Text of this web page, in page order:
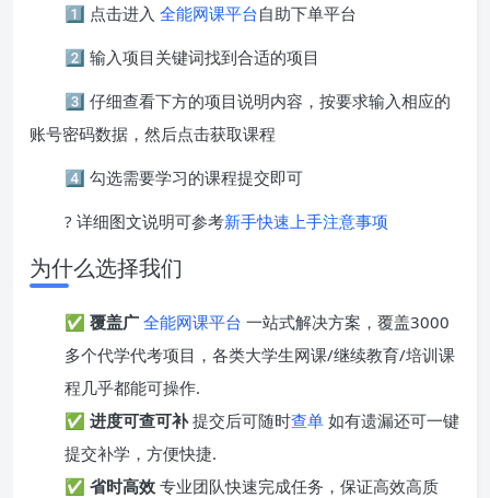
1️⃣ 点击进入 全能网课平台自助下单平台
2️⃣ 输入项目关键词找到合适的项目
3️⃣ 仔细查看下方的项目说明内容，按要求输入相应的
账号密码数据，然后点击获取课程
4️⃣ 勾选需要学习的课程提交即可
? 详细图文说明可参考新手快速上手注意事项
为什么选择我们
✅ 覆盖广 全能网课平台 一站式解决方案，覆盖3000
多个代学代考项目，各类大学生网课/继续教育/培训课
程几乎都能可操作.
✅ 进度可查可补提交后可随时查单 如有遗漏还可一键
提交补学，方便快捷.
✅ 省时高效 专业团队快速完成任务，保证高效高质